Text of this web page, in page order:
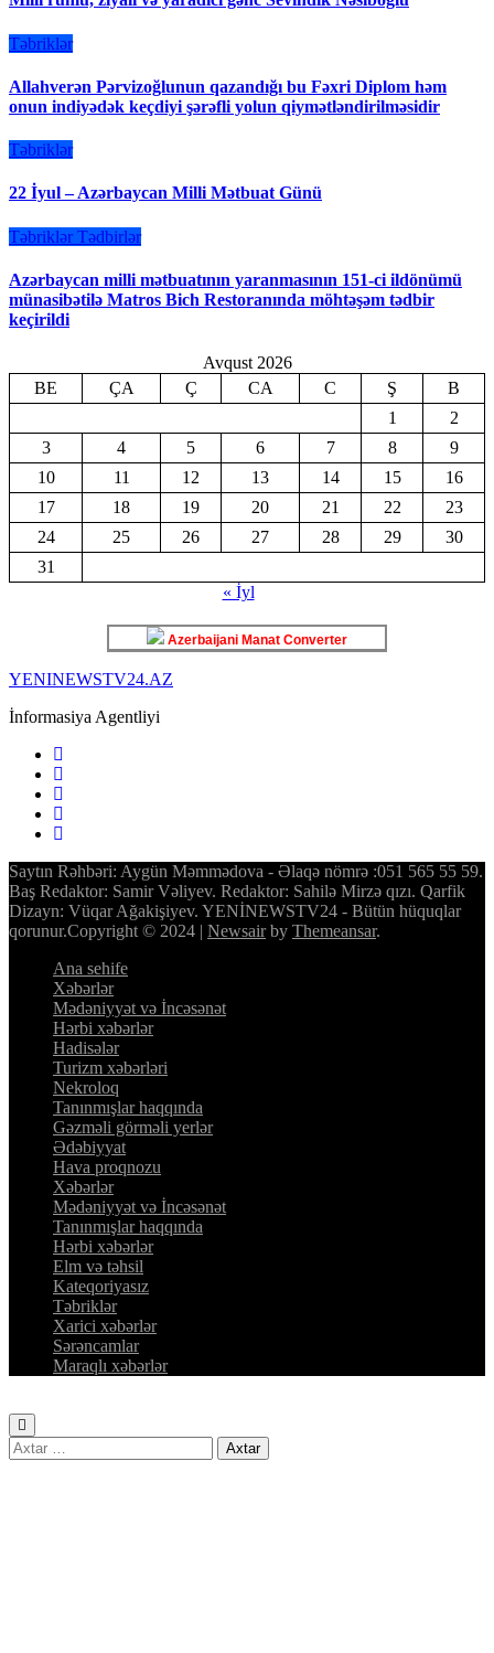
Təbriklər
Allahverən Pərvizoğlunun qazandığı bu Fəxri Diplom həm
onun indiyədək keçdiyi şərəfli yolun qiymətləndirilməsidir
Təbriklər
22 İyul – Azərbaycan Milli Mətbuat Günü
Təbriklər Tədbirlər
Azərbaycan milli mətbuatının yaranmasının 151-ci ildönümü
münasibətilə Matros Bich Restoranında möhtəşəm tədbir
keçirildi
Avqust 2026
BE
ÇA Ç CA C Ş
B
1
2
3
4 5 6 7 8
9
10
11 12 13 14 15
16
17
18 19 20 21 22
23
24
25 26 27 28 29
30
31
« İyl
Azerbaijani Manat Converter
YENINEWSTV24.AZ
İnformasiya Agentliyi
Saytın Rəhbəri: Aygün Məmmədova - Əlaqə nömrə :051 565 55 59.
Baş Redaktor: Samir Vəliyev. Redaktor: Sahilə Mirzə qızı. Qarfik
Dizayn: Vüqar Ağakişiyev. YENİNEWSTV24 - Bütün hüquqlar
qorunur.Copyright © 2024 | Newsairby Themeansar.
Ana sehife
Xəbərlər
Mədəniyyət və İncəsənət
Hərbi xəbərlər
Hadisələr
Turizm xəbərləri
Nekroloq
Tanınmışlar haqqında
Gəzməli görməli yerlər
Ədəbiyyat
Hava proqnozu
Xəbərlər
Mədəniyyət və İncəsənət
Tanınmışlar haqqında
Hərbi xəbərlər
Elm və təhsil
Kateqoriyasız
Təbriklər
Xarici xəbərlər
Sərəncamlar
Maraqlı xəbərlər
Axtarış: